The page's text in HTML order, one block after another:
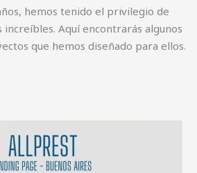
hemos tenido el privilegio de
Aquí encontrarás algunos
que hemos diseñado para ellos.